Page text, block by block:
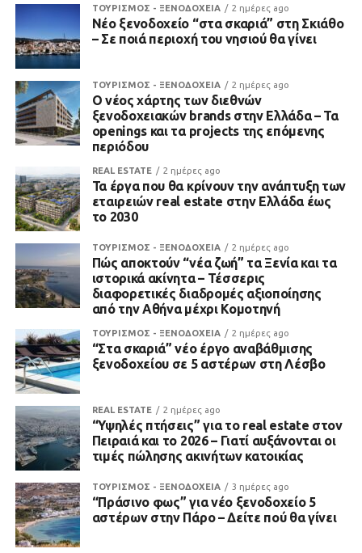
ΤΟΥΡΙΣΜΟΣ - ΞΕΝΟΔΟΧΕΙΑ 2 ημέρες ago
Νέο ξενοδοχείο “στα σκαριά” στη Σκιάθο
– Σε ποιά περιοχή του νησιού θα γίνει
ΤΟΥΡΙΣΜΟΣ - ΞΕΝΟΔΟΧΕΙΑ 2 ημέρες ago
Ο νέος χάρτης των διεθνών
ξενοδοχειακών brands στην Ελλάδα – Τα
openings και τα projects της επόμενης
περιόδου
REAL ESTATE 2 ημέρες ago
Τα έργα που θα κρίνουν την ανάπτυξη των
εταιρειών real estate στην Ελλάδα έως
το 2030
ΤΟΥΡΙΣΜΟΣ - ΞΕΝΟΔΟΧΕΙΑ 2 ημέρες ago
Πώς αποκτούν “νέα ζωή” τα Ξενία και τα
ιστορικά ακίνητα – Τέσσερις
διαφορετικές διαδρομές αξιοποίησης
από την Αθήνα μέχρι Κομοτηνή
ΤΟΥΡΙΣΜΟΣ - ΞΕΝΟΔΟΧΕΙΑ 2 ημέρες ago
“Στα σκαριά” νέο έργο αναβάθμισης
ξενοδοχείου σε 5 αστέρων στη Λέσβο
REAL ESTATE 2 ημέρες ago
“Υψηλές πτήσεις” για το real estate στον
Πειραιά και το 2026 – Γιατί αυξάνονται οι
τιμές πώλησης ακινήτων κατοικίας
ΤΟΥΡΙΣΜΟΣ - ΞΕΝΟΔΟΧΕΙΑ 3 ημέρες ago
“Πράσινο φως” για νέο ξενοδοχείο 5
αστέρων στην Πάρο – Δείτε πού θα γίνει